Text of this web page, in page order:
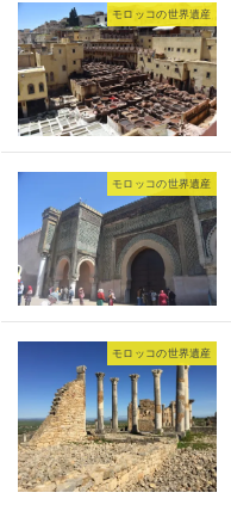
モロッコの世界遺産
モロッコの世界遺産
モロッコの世界遺産